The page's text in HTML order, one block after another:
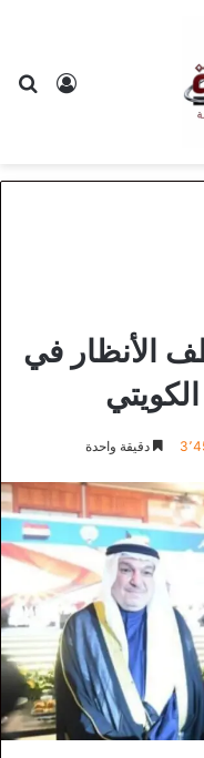
الأنظار في
دقيقة واحدة